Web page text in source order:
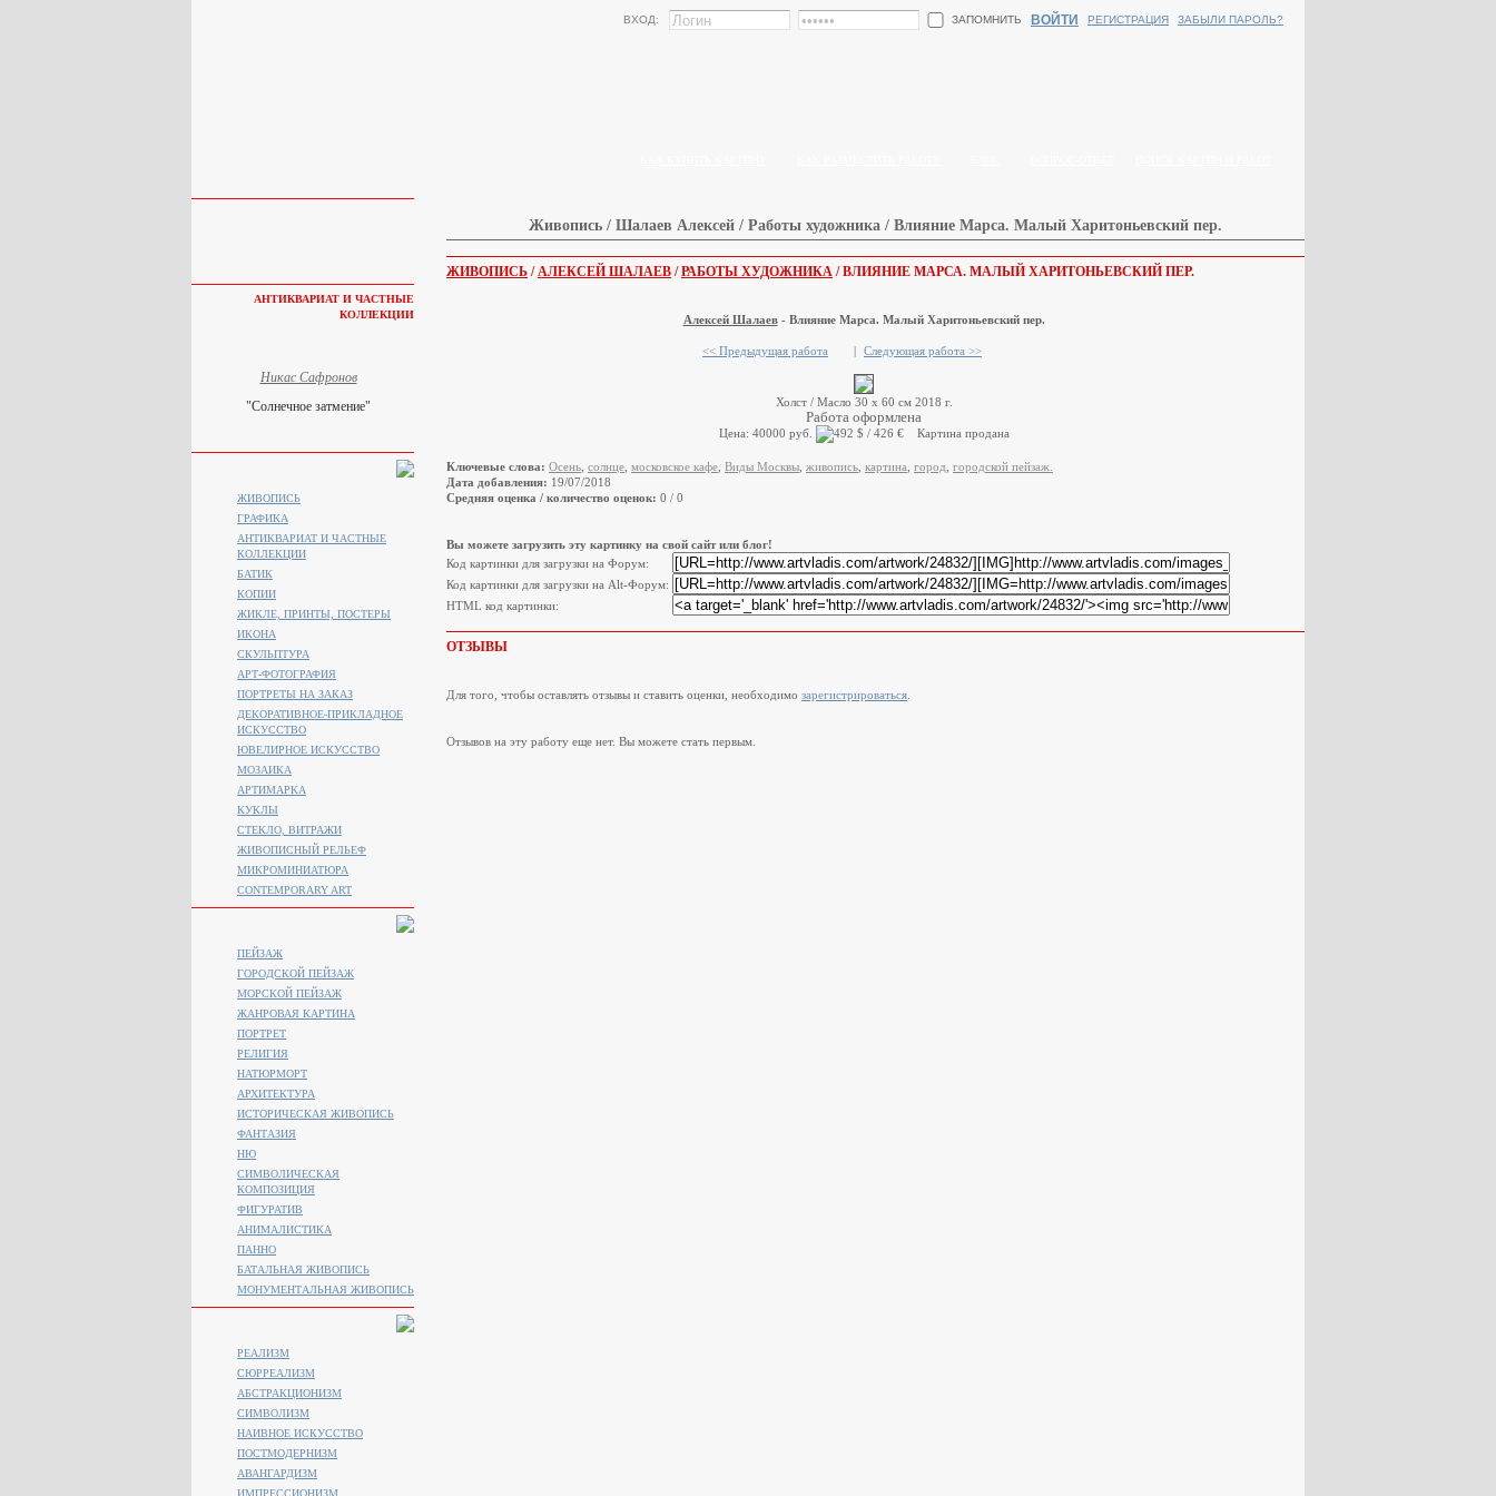
ВХОД: ЗАПОМНИТЬ ВОЙТИ РЕГИСТРАЦИЯ ЗАБЫЛИ ПАРОЛЬ?
Живопись / Шалаев Алексей / Работы художника / Влияние Марса. Малый Харитоньевский пер.
ЖИВОПИСЬ /АЛЕКСЕЙ ШАЛАЕВ /РАБОТЫ ХУДОЖНИКА / ВЛИЯНИЕ МАРСА. МАЛЫЙ ХАРИТОНЬЕВСКИЙ ПЕР.
Алексей Шалаев- Влияние Марса. Малый Харитоньевский пер.
<< Предыдущая работа | Следующая работа >>
Холст / Масло 30 х 60 см 2018 г.
Работа оформлена
Цена: 40000 руб. Картина продана
Ключевые слова: Осень солнце московское кафе Виды Москвы живопись картина город городской пейзаж.
Дата добавления: 19/07/2018
Средняя оценка / количество оценок: 0 / 0
Вы можете загрузить эту картинку на свой сайт или блог!
Код картинки для загрузки на Форум:
Код картинки для загрузки на Alt-Форум:
HTML код картинки:
ОТЗЫВЫ
Для того, чтобы оставлять отзывы и ставить оценки, необходимо зарегистрироваться
Отзывов на эту работу еще нет. Вы можете стать первым.
АНТИКВАРИАТ И ЧАСТНЫЕ
КОЛЛЕКЦИИ
Никас Сафронов
"Солнечное затмение"
ЖИВОПИСЬ
ГРАФИКА
АНТИКВАРИАТ И ЧАСТНЫЕ
КОЛЛЕКЦИИ
БАТИК
КОПИИ
ЖИКЛЕ, ПРИНТЫ, ПОСТЕРЫ
ИКОНА
СКУЛЬПТУРА
АРТ-ФОТОГРАФИЯ
ПОРТРЕТЫ НА ЗАКАЗ
ДЕКОРАТИВНОЕ-ПРИКЛАДНОЕ
ИСКУССТВО
ЮВЕЛИРНОЕ ИСКУССТВО
МОЗАИКА
АРТИМАРКА
КУКЛЫ
СТЕКЛО, ВИТРАЖИ
ЖИВОПИСНЫЙ РЕЛЬЕФ
МИКРОМИНИАТЮРА
CONTEMPORARY ART
ПЕЙЗАЖ
ГОРОДСКОЙ ПЕЙЗАЖ
МОРСКОЙ ПЕЙЗАЖ
ЖАНРОВАЯ КАРТИНА
ПОРТРЕТ
РЕЛИГИЯ
НАТЮРМОРТ
АРХИТЕКТУРА
ИСТОРИЧЕСКАЯ ЖИВОПИСЬ
ФАНТАЗИЯ
НЮ
СИМВОЛИЧЕСКАЯ
КОМПОЗИЦИЯ
ФИГУРАТИВ
АНИМАЛИСТИКA
ПАННО
БАТАЛЬНАЯ ЖИВОПИСЬ
МОНУМЕНТАЛЬНАЯ ЖИВОПИСЬ
РЕАЛИЗМ
СЮРРЕАЛИЗМ
АБСТРАКЦИОНИЗМ
СИМВОЛИЗМ
НАИВНОЕ ИСКУССТВО
ПОСТМОДЕРНИЗМ
АВАНГАРДИЗМ
ИМПРЕССИОНИЗМ